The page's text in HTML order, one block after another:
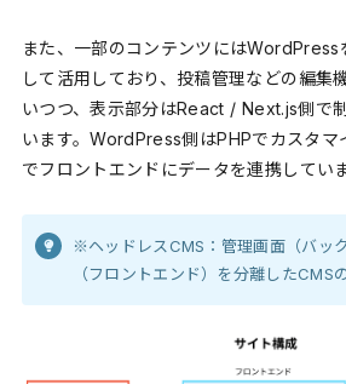
また、一部のコンテンツには
して活用しており、投稿管理などの編集
いつつ、表示部分はReact / Next.js側で
います。WordPress側はPHPでカスタマ
でフロントエンドにデータを連携していま
※ヘッドレスCMS：管理画面（バッ
（フロントエンド）を分離したCMS